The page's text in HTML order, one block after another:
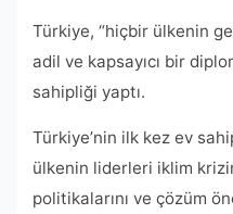
Türkiye, “hiçbir ülkenin
adil ve kapsayıcı bir
sahipliği yaptı.
Türkiye’nin ilk kez ev
ülkenin liderleri iklim
politikalarını ve çözüm